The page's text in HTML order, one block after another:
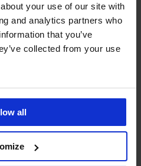
your use of our site with
and analytics partners who
that you’ve
collected from your use
all